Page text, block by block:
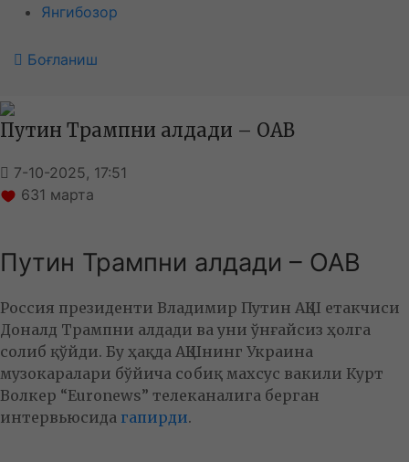
Янгибозор
Боғланиш
Путин Трампни алдади – ОАВ
7-10-2025, 17:51
631 марта
Путин Трампни алдади – ОАВ
Россия президенти Владимир Путин АҚШ етакчиси
Доналд Трампни алдади ва уни ўнғайсиз ҳолга
солиб қўйди. Бу ҳақда АҚШнинг Украина
музокаралари бўйича собиқ махсус вакили Курт
Волкер “Euronews” телеканалига берган
интервьюсида гапирди.